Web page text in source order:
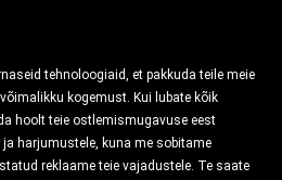
tehnoloogiaid, et pakkuda teile meie
kogemust. Kui lubate kõik
hoolt teie ostlemismugavuse eest
harjumustele, kuna me sobitame
reklaame teie vajadustele. Te saate